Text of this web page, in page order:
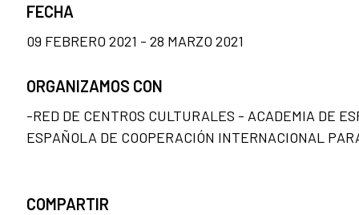
FECHA
09 FEBRERO 2021 - 28 MARZO 2021
ORGANIZAMOS CON
-RED DE CENTROS CULTURALES - ACADEMIA DE
ESPAÑOLA DE COOPERACIÓN INTERNACIONAL
COMPARTIR